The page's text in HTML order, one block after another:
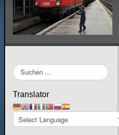
Suchen
...
Translator